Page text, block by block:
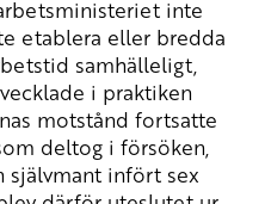
inte
etablera eller bredda
samhälleligt,
i praktiken
motstånd fortsatte
deltog i försöken,
självmant infört sex